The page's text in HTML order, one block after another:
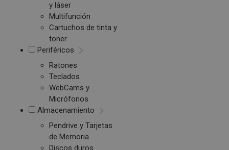
y láser
Multifunción
Cartuchos de tinta y
toner
Periféricos
Ratones
Teclados
WebCams y
Micrófonos
Almacenamiento
Pendrive y Tarjetas
de Memoria
Discos duros